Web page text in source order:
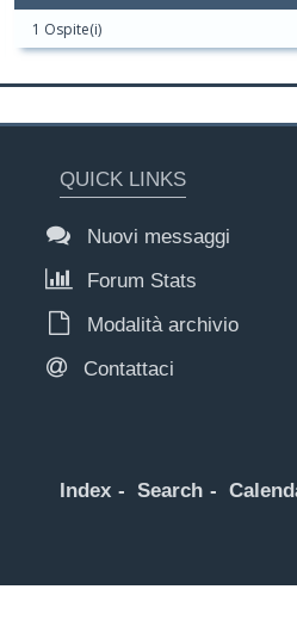
1 Ospite(i)
QUICK LINKS
Nuovi messaggi
Forum Stats
Modalità archivio
Contattaci
Index Search